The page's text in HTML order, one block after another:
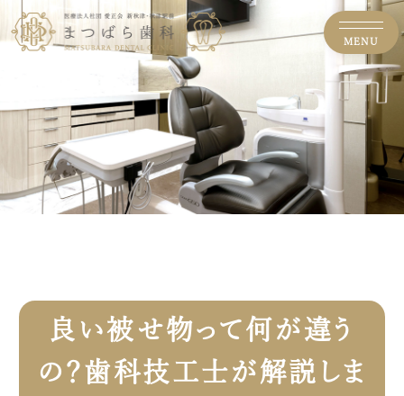
良い被せ物って何が違う
の？歯科技工士が解説しま
MENU